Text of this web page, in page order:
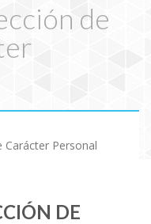
de
Personal
DE